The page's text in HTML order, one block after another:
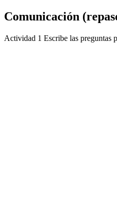
Comunicación
Actividad 1 Escribe las preguntas